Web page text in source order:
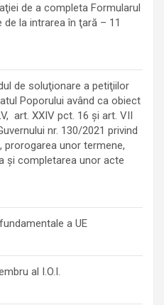
de a completa Formularul
la intrarea în ţară – 11
de soluţionare a petiţiilor
Poporului având ca obiect
art. XXIV pct. 16 și art. VII
nr. 130/2021 privind
unor termene,
şi completarea unor acte
a UE
al I.O.I.